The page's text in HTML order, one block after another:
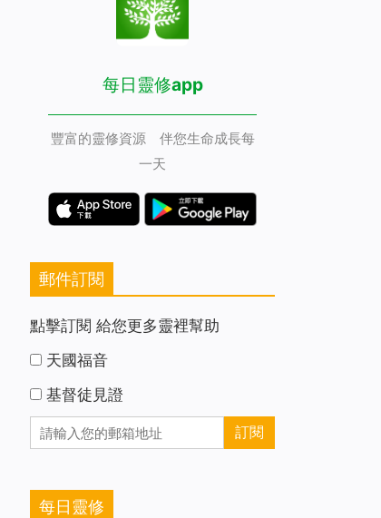
每日靈修app
豐富的靈修資源 伴您生命成長每
一天
郵件訂閱
點擊訂閱 給您更多靈裡幫助
天國福音
基督徒見證
每日靈修